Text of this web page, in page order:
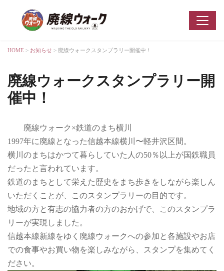
HOME > お知らせ > 廃線ウォークスタンプラリー開催中！
廃線ウォークスタンプラリー開
催中！
廃線ウォーク×鉄道のまち横川
1997年に廃線となった信越本線横川〜軽井沢区間。
横川のまちはかつて暮らしていた人の50％以上が国鉄職員
だったと言われています。
鉄道のまちとして栄えた歴史をまち歩きをしながら楽しん
いただくことが、このスタンプラリーの目的です。
地域の方と有志の協力者の方のおかげで、このスタンプラ
リーが実現しました。
信越本線新線をゆく廃線ウォークへの参加と各施設やお店
での食事やお買い物を楽しみながら、スタンプを集めてく
ださい。